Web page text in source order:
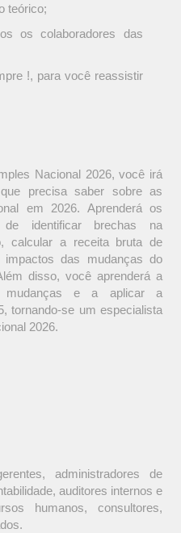
teórico;
os colaboradores das
!, para você reassistir
Nacional 2026, você irá
precisa saber sobre as
em 2026. Aprenderá os
identificar brechas na
calcular a receita bruta de
das mudanças do
disso, você aprenderá a
mudanças e a aplicar a
tornando-se um especialista
2026.
administradores de
auditores internos e
humanos, consultores,